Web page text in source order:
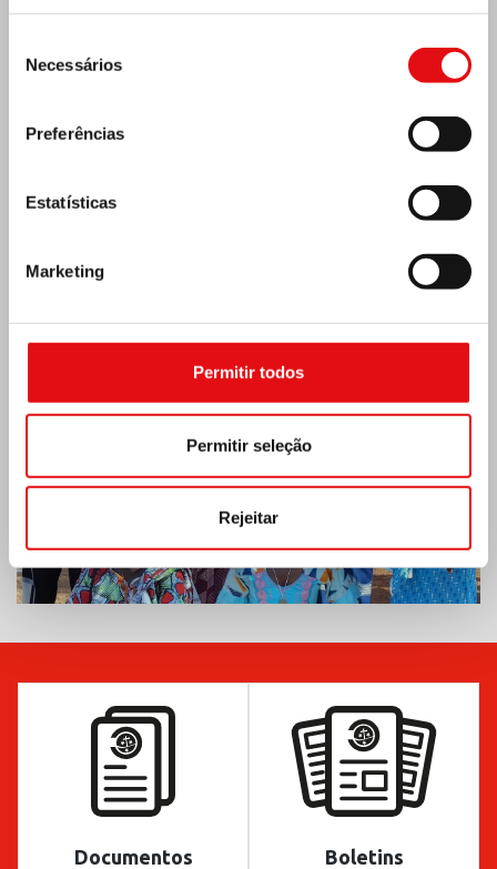
Necessários
Preferências
Estatísticas
Marketing
Permitir todos
Permitir seleção
Rejeitar
REPÚBLICA CENTRO-AFRICANA: 6.º
CONGRESSO NACIONAL DA OCDS
Documentos Boletins